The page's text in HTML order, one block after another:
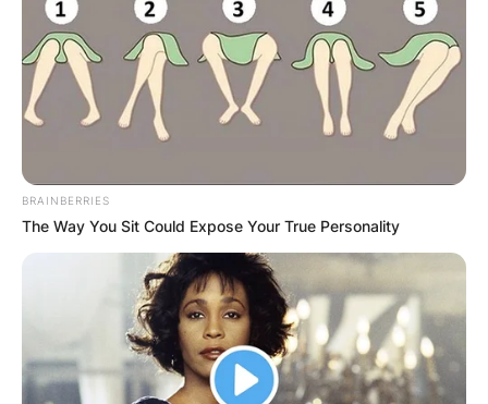
Апартмани Вили
Локали Хотели
BRAINBERRIES
The Way You Sit Could Expose Your True Personality